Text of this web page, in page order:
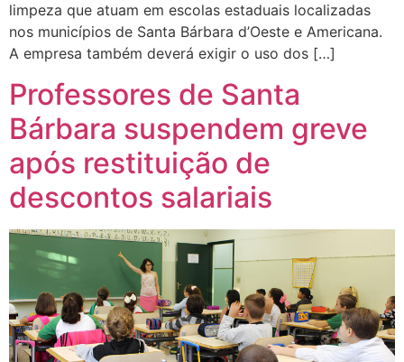
limpeza que atuam em escolas estaduais localizadas
nos municípios de Santa Bárbara d’Oeste e Americana.
A empresa também deverá exigir o uso dos […]
Professores de Santa
Bárbara suspendem greve
após restituição de
descontos salariais